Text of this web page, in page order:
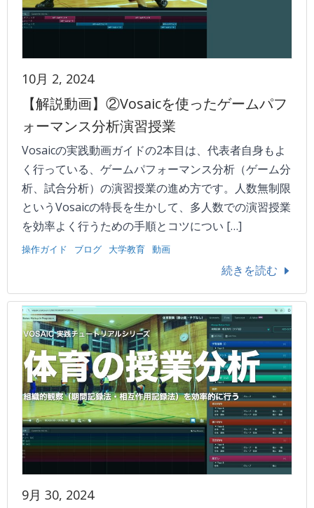
10月 2, 2024
【解説動画】②Vosaicを使ったゲームパフ
ォーマンス分析演習授業
Vosaicの実践動画ガイドの2本目は、代表者自身もよ
く行っている、ゲームパフォーマンス分析（ゲーム分
析、試合分析）の演習授業の進め方です。人数無制限
というVosaicの特長を生かして、多人数での演習授業
を効率よく行うための手順とコツについ […]
操作ガイド ブログ 大学教育 動画
続きを読む
9月 30, 2024